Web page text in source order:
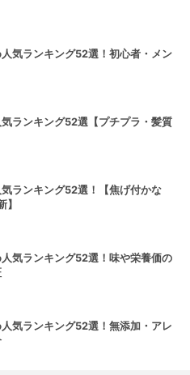
気ランキング52選！初心者・メン
ランキング52選【プチプラ・髪質
ランキング52選！【焦げ付かな
気ランキング52選！味や栄養価の
人気ランキング52選！無添加・アレ